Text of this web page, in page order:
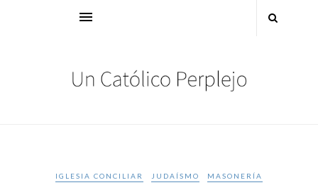
IGLESIA CONCILIAR JUDAÍSMO MASONERÍA